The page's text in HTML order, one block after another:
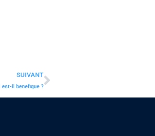
SUIVANT
est-il benefique ?